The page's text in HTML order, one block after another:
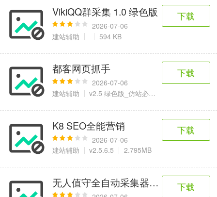
9百+款应用VikiQQ群采集 1.0 绿色版
2026-07-06
建站辅助
594 KB
下载
都客网页抓手
2026-07-06
建站辅助
v2.5 绿色版_仿站必备工具
下载
K8 SEO全能营销
2026-07-06
建站辅助
v2.5.6.5 2.795MB
下载
无人值守全自动采集器(EditorTools)
下载